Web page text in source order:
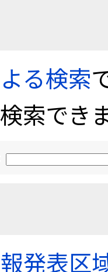
る検索
索でき
発表区